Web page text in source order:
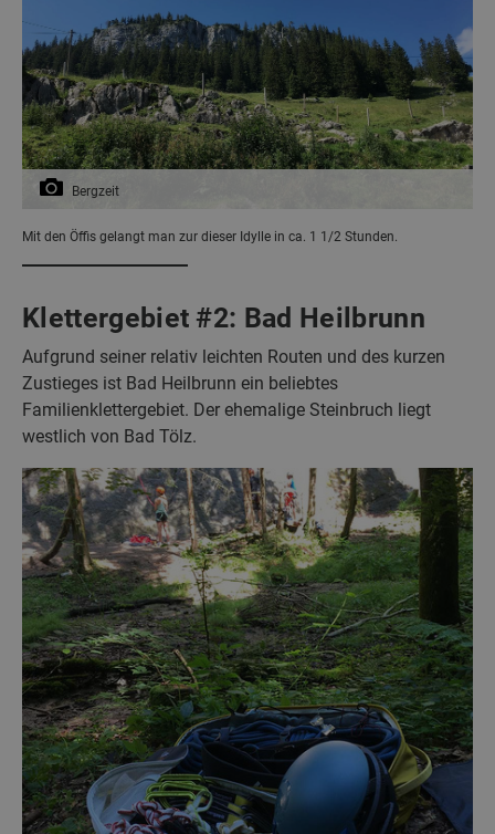
Bergzeit
Mit den Öffis gelangt man zur dieser Idylle in ca. 1 1/2 Stunden.
Klettergebiet #2: Bad Heilbrunn
Aufgrund seiner relativ leichten Routen und des kurzen
Zustieges ist Bad Heilbrunn ein beliebtes
Familienklettergebiet. Der ehemalige Steinbruch liegt
westlich von Bad Tölz.